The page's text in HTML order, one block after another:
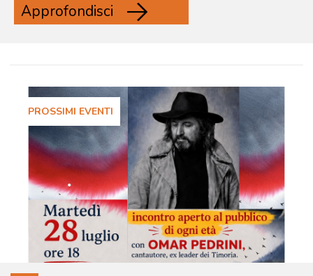
Approfondisci
PROSSIMI EVENTI